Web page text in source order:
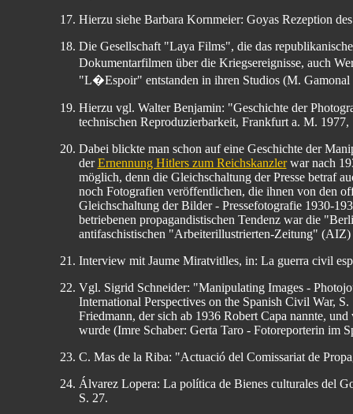
Hierzu siehe Barbara Kornmeier: Goyas Rezeption
Die Gesellschaft "Laya Films", die das
Dokumentarfilmen über die Kriegsereignisse, auch
"L�Espoir" entstanden in ihren Studios (M. Gamonal
Hierzu vgl. Walter Benjamin: "Geschichte der
technischen Reproduzierbarkeit, Frankfurt a. M.
Dabei blickte man schon auf eine Geschichte der
derErnennung Hitlers zum Reichskanzlerwar nach
möglich, denn die Gleichschaltung der Presse betraf
noch Fotografien veröffentlichen, die ihnen von den
Gleichschaltung der Bilder - Pressefotografie 1930-
betriebenen propagandistischen Tendenz war die
antifaschistischen "Arbeiterillustrierten-Zeitung"
Interview mit Jaume Miratvitlles, in: La guerra civil
Vgl. Sigrid Schneider: "Manipulating Images -
International Perspectives on the Spanish Civil War,
Friedmann, der sich ab 1936 Robert Capa nannte,
wurde (Imre Schaber: Gerta Taro - Fotoreporterin im
C. Mas de la Riba: "Actuació del Comissariat de
Álvarez Lopera: La política de Bienes culturales del
S. 27.